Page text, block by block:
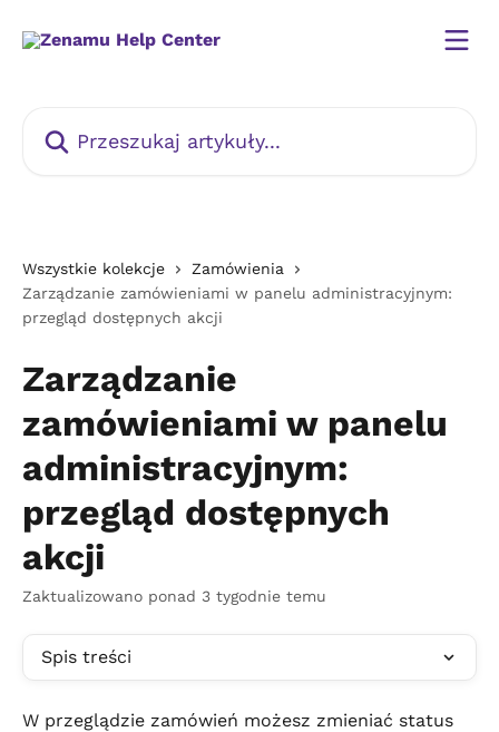
Wszystkie kolekcje
Zamówienia
Zarządzanie zamówieniami w panelu administracyjnym:
przegląd dostępnych akcji
Zarządzanie
zamówieniami w panelu
administracyjnym:
przegląd dostępnych
akcji
Zaktualizowano ponad 3 tygodnie temu
Spis treści
W przeglądzie zamówień możesz zmieniać status